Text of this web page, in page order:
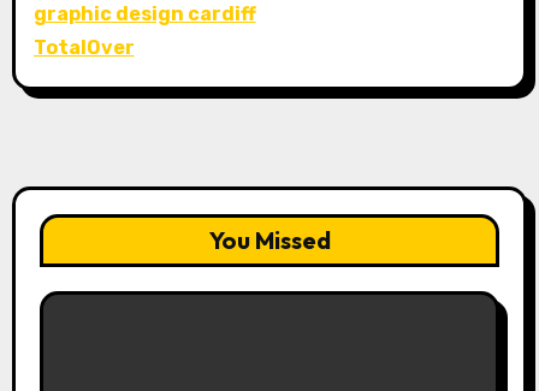
graphic design cardiff
TotalOver
You Missed